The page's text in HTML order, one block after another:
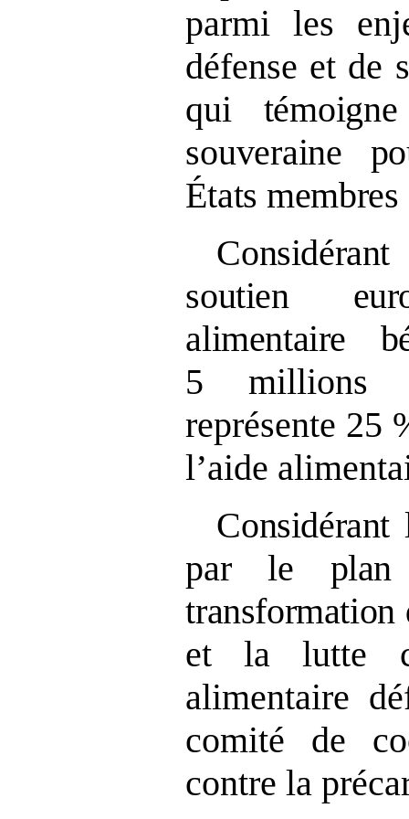
parmi les
défense et de
qui
souveraine
États membres
soutien
alimentaire
5 millions
représente 25
l’aide
par le plan
transformation
et la lutte
alimentaire
comité de
contre la